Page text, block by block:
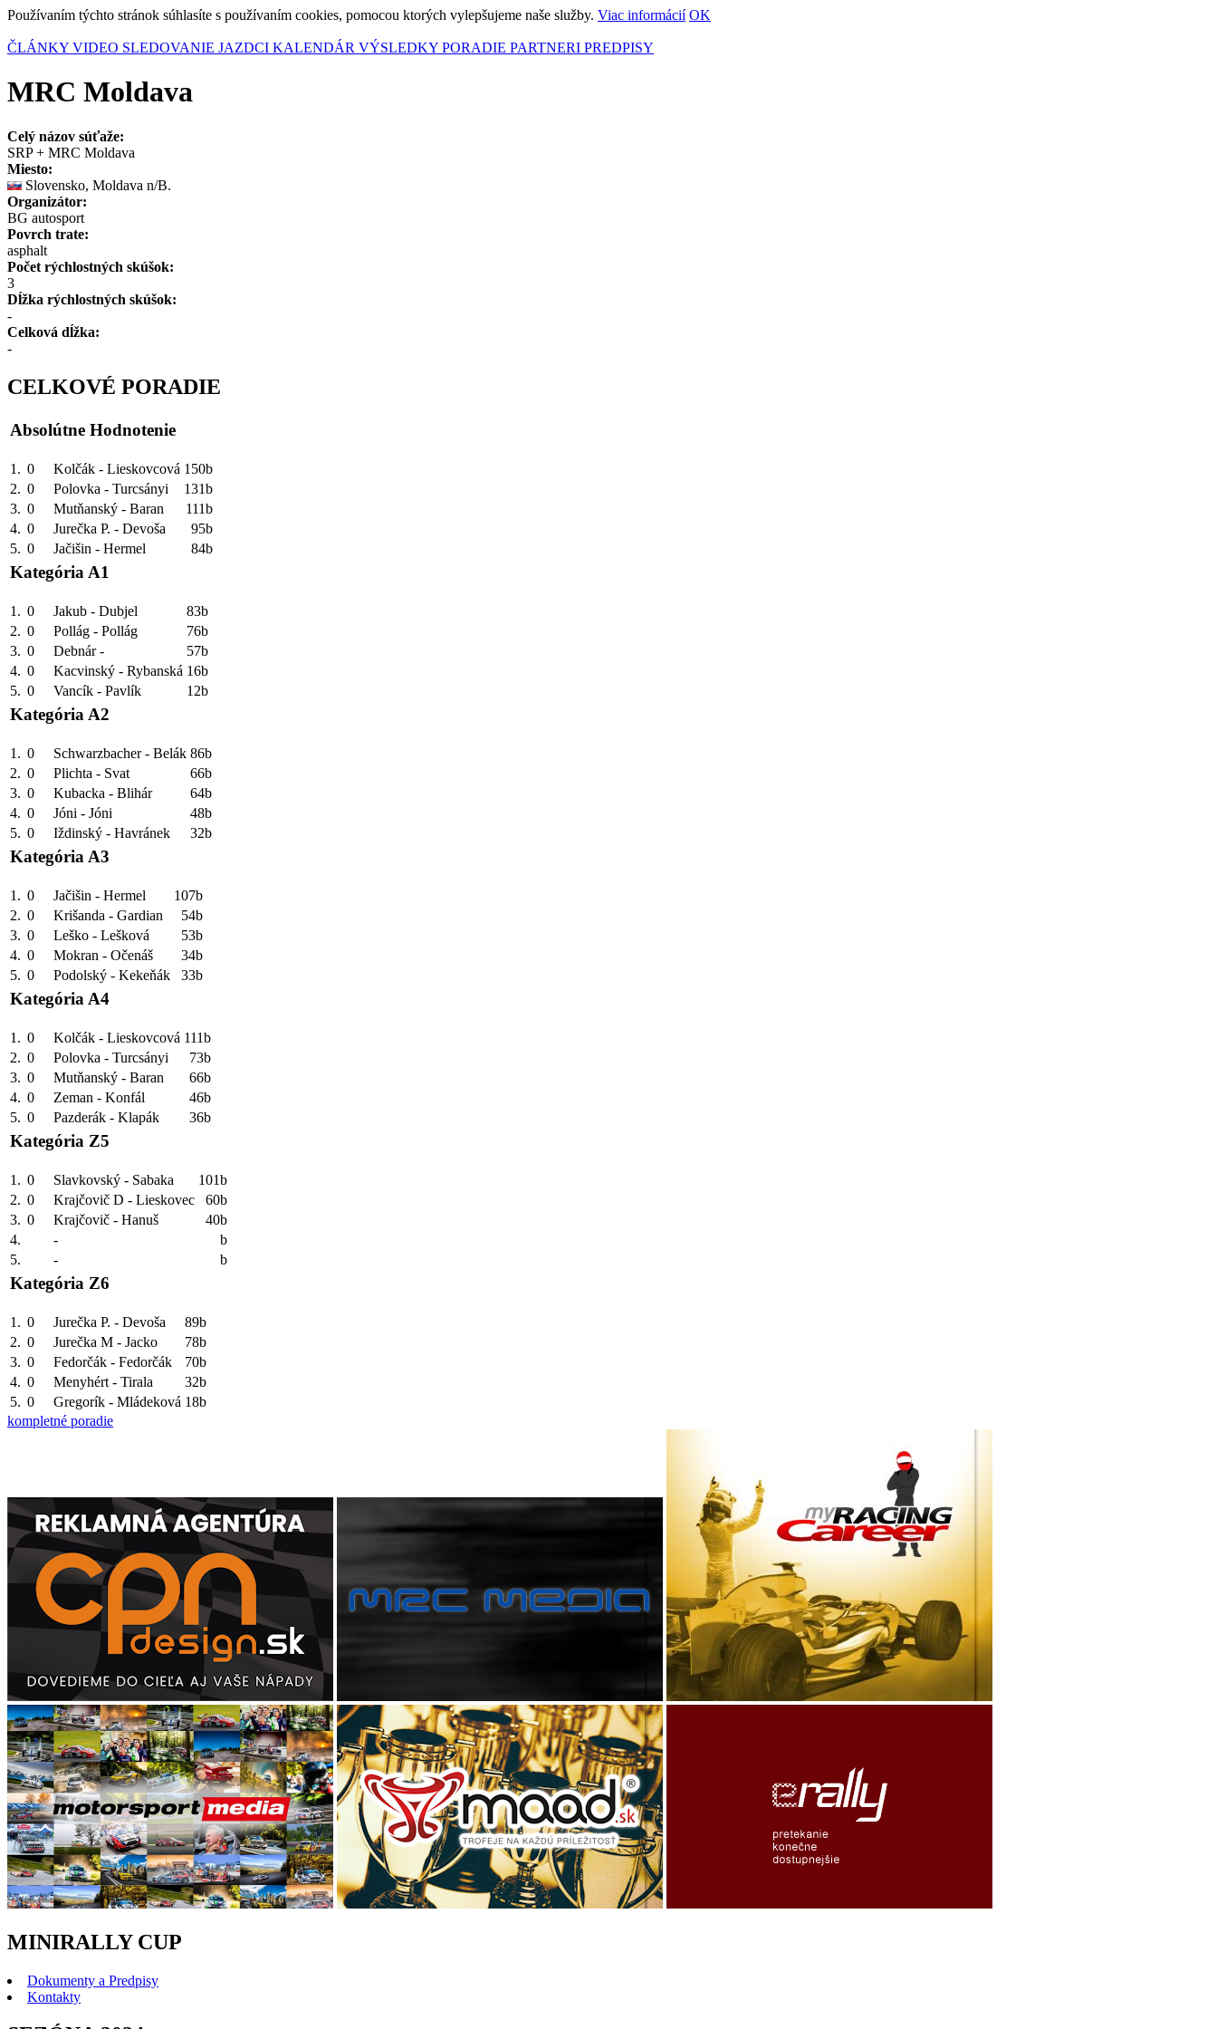
Používaním týchto stránok súhlasíte s používaním cookies, pomocou ktorých vylepšujeme naše služby. Viac informácií OK
ČLÁNKY VIDEO SLEDOVANIE JAZDCI KALENDÁR VÝSLEDKY PORADIE PARTNERI PREDPISY
MRC Moldava
Celý názov súťaže:
SRP + MRC Moldava
Miesto:
Slovensko, Moldava n/B.
Organizátor:
BG autosport
Povrch trate:
asphalt
Počet rýchlostných skúšok:
3
Dĺžka rýchlostných skúšok:
-
Celková dĺžka:
-
CELKOVÉ PORADIE
Absolútne Hodnotenie
1. 0 Kolčák - Lieskovcová 150b
2. 0 Polovka - Turcsányi
131b
3. 0 Mutňanský - Baran
111b
4. 0 Jurečka P. - Devoša
95b
5. 0 Jačišin - Hermel 84b
Kategória A1
1. 0 Jakub - Dubjel
83b
2. 0 Pollág - Pollág
76b
3. 0 Debnár -
57b
4. 0 Kacvinský - Rybanská 16b
5. 0 Vancík - Pavlík 12b
Kategória A2
1. 0 Schwarzbacher - Belák 86b
2. 0 Plichta - Svat
66b
3. 0 Kubacka - Blihár
64b
4. 0 Jóni - Jóni
48b
5. 0 Iždinský - Havránek 32b
Kategória A3
1. 0 Jačišin - Hermel
107b
2. 0 Krišanda - Gardian
54b
3. 0 Leško - Lešková
53b
4. 0 Mokran - Očenáš
34b
5. 0 Podolský - Kekeňák 33b
Kategória A4
1. 0 Kolčák - Lieskovcová 111b
2. 0 Polovka - Turcsányi
73b
3. 0 Mutňanský - Baran
66b
4. 0 Zeman - Konfál
46b
5. 0 Pazderák - Klapák 36b
Kategória Z5
1. 0 Slavkovský - Sabaka
101b
2. 0 Krajčovič D - Lieskovec
60b
3. 0 Krajčovič - Hanuš
40b
4.
-
b
5.
- b
Kategória Z6
1. 0 Jurečka P. - Devoša
89b
2. 0 Jurečka M - Jacko
78b
3. 0 Fedorčák - Fedorčák
70b
4. 0 Menyhért - Tirala
32b
5. 0 Gregorík - Mládeková 18b
kompletné poradie
MINIRALLY CUP
Dokumenty a Predpisy
Kontakty